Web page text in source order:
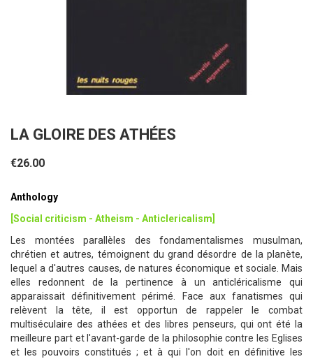
LA GLOIRE DES ATHÉES
€26.00
Anthology
[Social criticism - Atheism - Anticlericalism]
Les montées parallèles des fondamentalismes musulman,
chrétien et autres, témoignent du grand désordre de la planète,
lequel a d'autres causes, de natures économique et sociale. Mais
elles redonnent de la pertinence à un anticléricalisme qui
apparaissait définitivement périmé. Face aux fanatismes qui
relèvent la tête, il est opportun de rappeler le combat
multiséculaire des athées et des libres penseurs, qui ont été la
meilleure part et l'avant-garde de la philosophie contre les Eglises
et les pouvoirs constitués ; et à qui l'on doit en définitive les